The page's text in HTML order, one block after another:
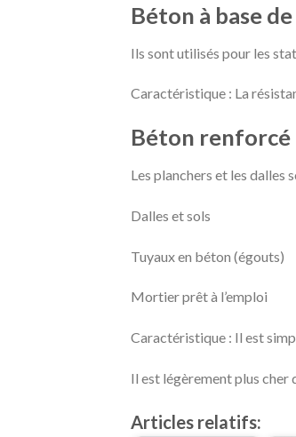
Béton à base
Ils sont utilisés pour les
Caractéristique : La
Béton renforcé
Les planchers et les dalles
Dalles et sols
Tuyaux en béton (égouts)
Mortier prêt à l’emploi
Caractéristique : Il est
Il est légèrement plus cher
Articles relatifs: